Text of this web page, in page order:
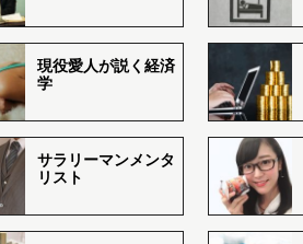
現役愛人が説く経済
学
サラリーマンメンタ
リスト